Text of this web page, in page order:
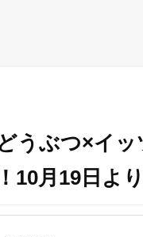
うぶつ×イ
10月19日よ